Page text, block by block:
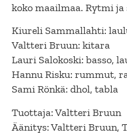
koko maailmaa. Rytmi
Kiureli Sammallahti:
Valtteri Bruun: kitara
Lauri Salokoski: basso,
Hannu Risku: rummut,
Sami Rönkä: dhol, tabla
Tuottaja: Valtteri Bruun
Äänitys: Valtteri Bruun,